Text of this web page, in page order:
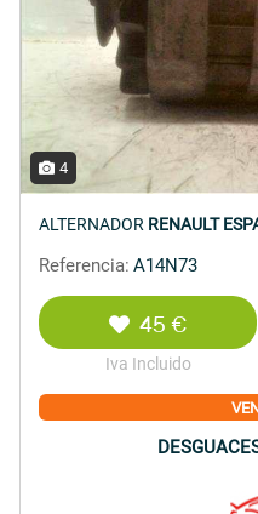
4
ALTERNADOR RENAULT
Referencia: A14N73
45 €
Iva Incluido